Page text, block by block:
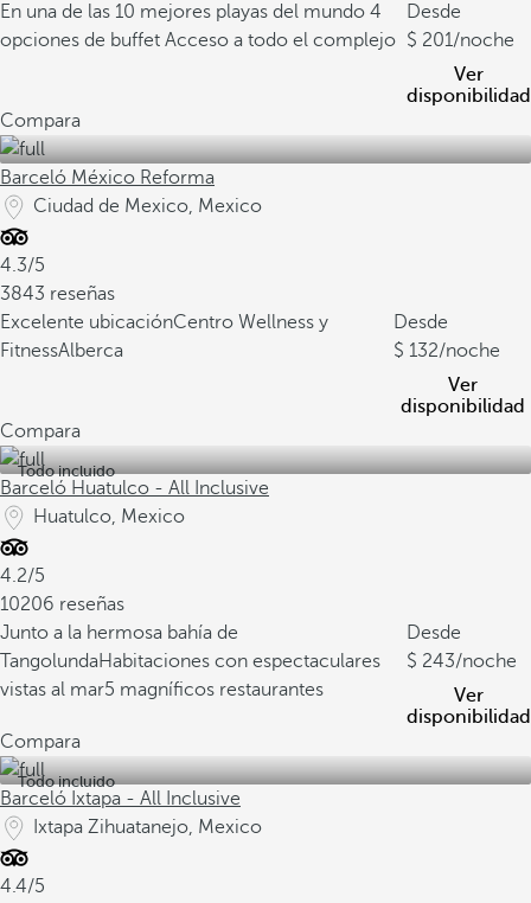
En una de las 10 mejores playas del mundo 4
opciones de buffet Acceso a todo el complejo
Desde
201/noche
Ver
disponibilidad
Compara
Barceló México Reforma
Ciudad de Mexico, Mexico
4.3/5
3843 reseñas
Excelente ubicaciónCentro Wellness y
FitnessAlberca
Desde
132/noche
Ver
disponibilidad
Compara
Todo incluido
Barceló Huatulco - All Inclusive
Huatulco, Mexico
4.2/5
10206 reseñas
Junto a la hermosa bahía de
TangolundaHabitaciones con espectaculares
vistas al mar5 magníficos restaurantes
Desde
243/noche
Ver
disponibilidad
Compara
Todo incluido
Barceló Ixtapa - All Inclusive
Ixtapa Zihuatanejo, Mexico
4.4/5